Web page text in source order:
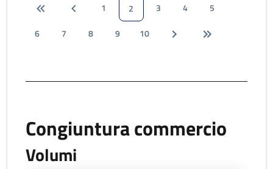
1 2 3 4
5
6
7 8 9 10
Congiuntura commercio
Volumi